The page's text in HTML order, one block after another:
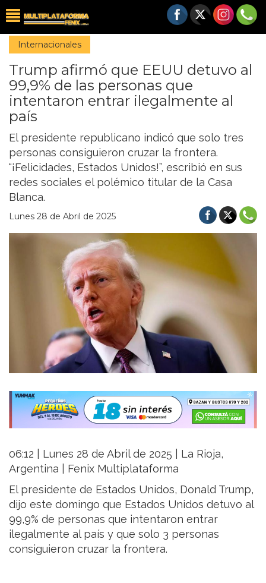
Internacionales
Trump afirmó que EEUU detuvo al
99,9% de las personas que
intentaron entrar ilegalmente al
país
El presidente republicano indicó que solo tres
personas consiguieron cruzar la frontera.
“¡Felicidades, Estados Unidos!”, escribió en sus
redes sociales el polémico titular de la Casa
Blanca.
Lunes 28 de Abril de 2025
06:12 | Lunes 28 de Abril de 2025 | La Rioja,
Argentina | Fenix Multiplataforma
El presidente de Estados Unidos, Donald Trump,
dijo este domingo que Estados Unidos detuvo al
99,9% de personas que intentaron entrar
ilegalmente al país y que solo 3 personas
consiguieron cruzar la frontera.